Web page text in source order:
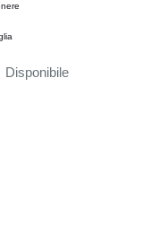
Disponibile